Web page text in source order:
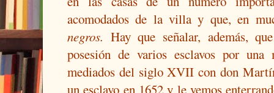
acomodados de la villa y que, en
negros. Hay que señalar, además,
posesión de varios esclavos por
mediados del siglo XVII con don